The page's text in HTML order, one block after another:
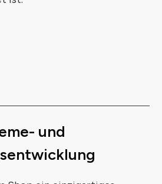
und